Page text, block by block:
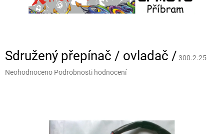
Sdružený přepínač / ovladač / 300.2.25
Průměrné
Neohodnoceno Podrobnosti hodnocení